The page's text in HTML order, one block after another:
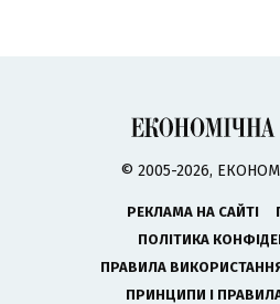
© 2005-2026,
РЕКЛАМА НА САЙТІ
ПОЛІТИКА
ПРАВИЛА
ПРИНЦИПИ І